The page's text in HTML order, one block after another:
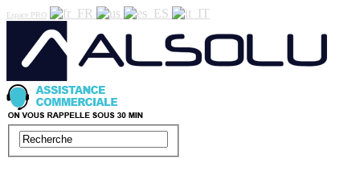
Espace PRO